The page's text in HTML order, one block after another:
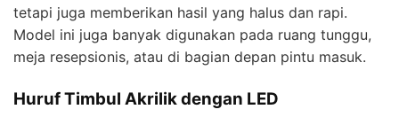
tetapi juga memberikan hasil yang halus dan rapi.
Model ini juga banyak digunakan pada ruang tunggu,
meja resepsionis, atau di bagian depan pintu masuk.
Huruf Timbul Akrilik dengan LED